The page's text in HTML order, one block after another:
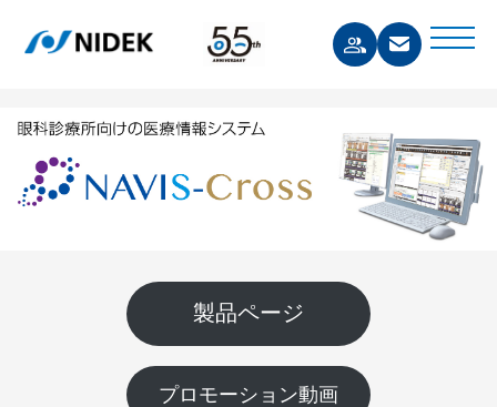
製品ページ
プロモーション動画